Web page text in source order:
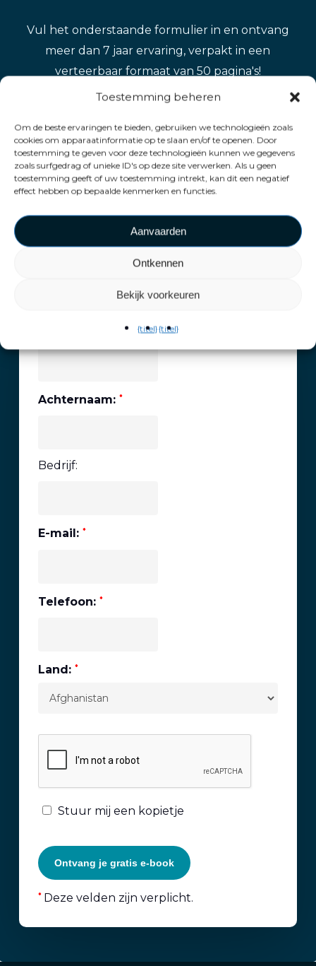
Toestemming beheren
Om de beste ervaringen te bieden, gebruiken we technologieën zoals
cookies om apparaatinformatie op te slaan en/of te openen. Door
toestemming te geven voor deze technologieën kunnen we gegevens
zoals surfgedrag of unieke ID's op deze site verwerken. Als u geen
toestemming geeft of uw toestemming intrekt, kan dit een negatief
effect hebben op bepaalde kenmerken en functies.
Aanvaarden
Ontkennen
Bekijk voorkeuren
{titel}{titel}
Vul het onderstaande formulier in en ontvang
meer dan 7 jaar ervaring, verpakt in een
verteerbaar formaat van 50 pagina's!
Achternaam: *
Bedrijf:
E-mail: *
Telefoon: *
Land: *
Stuur mij een kopietje
*Deze velden zijn verplicht.